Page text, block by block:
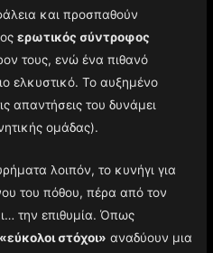
και προσπαθούν
ερωτικός σύντροφος
τους, ενώ ένα πιθανό
ελκυστικό. Το αυξημένο
απαντήσεις του δυνάμει
ομάδας).
λοιπόν, το κυνήγι για
του πόθου, πέρα από τον
την επιθυμία. Όπως
«εύκολοι στόχοι» αναδύουν μια